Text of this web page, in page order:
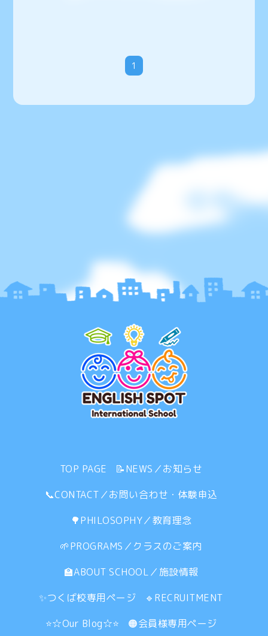
1
TOP PAGE
📝NEWS／お知らせ
📞CONTACT／お問い合わせ・体験申込
🌳PHILOSOPHY／教育理念
🌱PROGRAMS／クラスのご案内
🏫ABOUT SCHOOL／施設情報
✨つくば校専用ページ
🔹RECRUITMENT
⭐☆Our Blog☆⭐
🟠会員様専用ページ